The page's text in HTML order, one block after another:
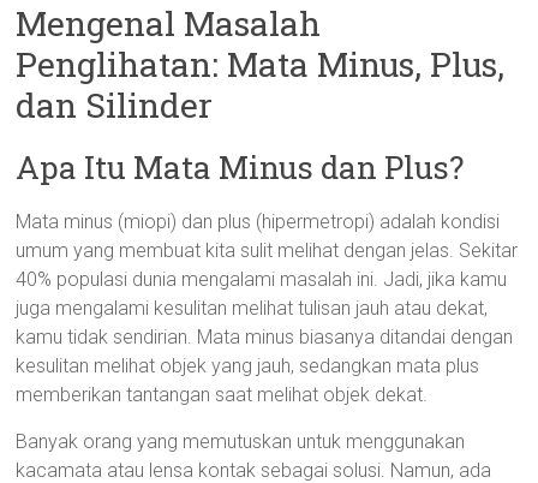
Mengenal Masalah
Penglihatan: Mata Minus, Plus,
dan Silinder
Apa Itu Mata Minus dan Plus?
Mata minus (miopi) dan plus (hipermetropi) adalah kondisi
umum yang membuat kita sulit melihat dengan jelas. Sekitar
40% populasi dunia mengalami masalah ini. Jadi, jika kamu
juga mengalami kesulitan melihat tulisan jauh atau dekat,
kamu tidak sendirian. Mata minus biasanya ditandai dengan
kesulitan melihat objek yang jauh, sedangkan mata plus
memberikan tantangan saat melihat objek dekat.
Banyak orang yang memutuskan untuk menggunakan
kacamata atau lensa kontak sebagai solusi. Namun, ada